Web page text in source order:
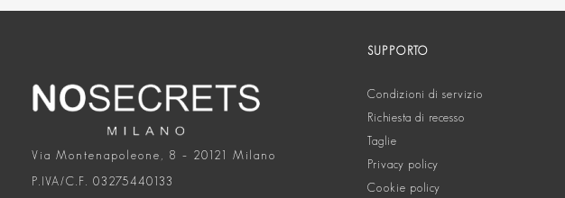
Via Montenapoleone, 8 – 20121 Milano
P.IVA/C.F. 03275440133
SUPPORTO
Condizioni di servizio
Richiesta di recesso
Taglie
Privacy policy
Cookie policy